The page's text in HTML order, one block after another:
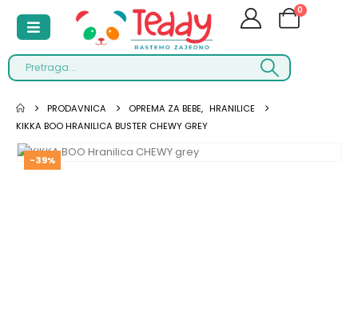
0
PRODAVNICA OPREMA ZA BEBE, HRANILICE
KIKKA BOO HRANILICA BUSTER CHEWY GREY
-39%